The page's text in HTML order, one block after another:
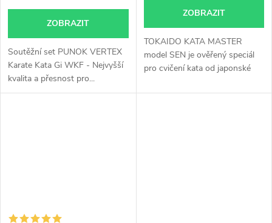
ZOBRAZIT
Soutěžní set PUNOK VERTEX
Karate Kata Gi WKF - Nejvyšší
kvalita a přesnost pro...
ZOBRAZIT
TOKAIDO KATA MASTER
model SEN je ověřený speciál
pro cvičení kata od japonské